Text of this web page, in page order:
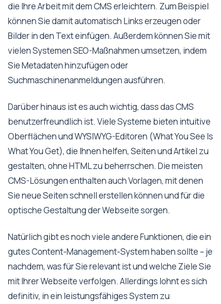
die Ihre Arbeit mit dem CMS erleichtern. Zum Beispiel
können Sie damit automatisch Links erzeugen oder
Bilder in den Text einfügen. Außerdem können Sie mit
vielen Systemen SEO-Maßnahmen umsetzen, indem
Sie Metadaten hinzufügen oder
Suchmaschinenanmeldungen ausführen.
Darüber hinaus ist es auch wichtig, dass das CMS
benutzerfreundlich ist. Viele Systeme bieten intuitive
Oberflächen und WYSIWYG-Editoren (What You See Is
What You Get), die Ihnen helfen, Seiten und Artikel zu
gestalten, ohne HTML zu beherrschen. Die meisten
CMS-Lösungen enthalten auch Vorlagen, mit denen
Sie neue Seiten schnell erstellen können und für die
optische Gestaltung der Webseite sorgen.
Natürlich gibt es noch viele andere Funktionen, die ein
gutes Content-Management-System haben sollte – je
nachdem, was für Sie relevant ist und welche Ziele Sie
mit Ihrer Webseite verfolgen. Allerdings lohnt es sich
definitiv, in ein leistungsfähiges System zu